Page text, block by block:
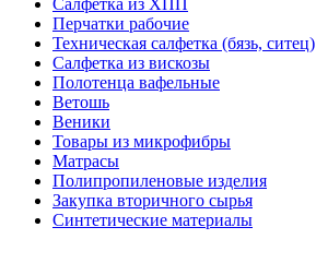
Перчатки рабочие
Техническая салфетка (бязь, ситец)
Салфетка из вискозы
Полотенца вафельные
Ветошь
Веники
Товары из микрофибры
Матрасы
Полипропиленовые изделия
Закупка вторичного сырья
Синтетические материалы